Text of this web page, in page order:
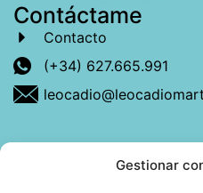
Gestionar
Contáctame
Contacto
(+34) 627.665.991